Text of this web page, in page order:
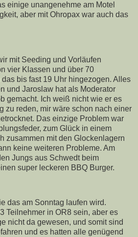
einige unangenehme am Motel
aber mit Ohropax war auch das
mit Seeding und Vorläufen
vier Klassen und über 70
bis fast 19 Uhr hingezogen. Alles
und Jaroslaw hat als Moderator
gemacht. Ich weiß nicht wie er es
zu reden, mir wäre schon nach einer
Das einzige Problem war
zum Glück in einem
zusammen mit den Glockenlagern
keine weiteren Probleme. Am
Jungs aus Schwedt beim
super leckeren BBQ Burger.
das am Sonntag laufen wird.
Teilnehmer in OR8 sein, aber es
nicht da gewesen, und somit sind
und es hatten alle genügend